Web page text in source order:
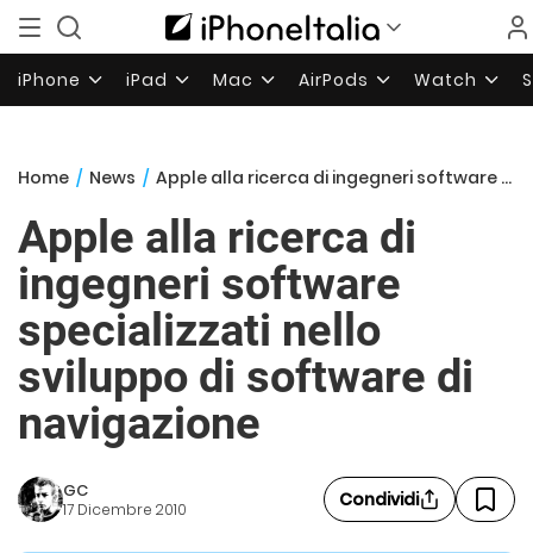
iPhone iPad Mac AirPods Watch
Home / News / Apple alla ricerca di ingegneri software specializzati nello sviluppo di software di navigazione
Apple alla ricerca di
ingegneri software
specializzati nello
sviluppo di software di
navigazione
GC
17 Dicembre 2010 Condividi